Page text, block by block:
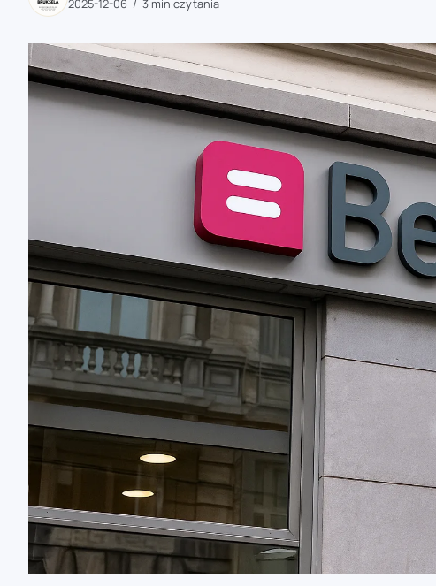
zaobserwuj nas
zaobserwuj nas
2025-12-06
3 min czytania